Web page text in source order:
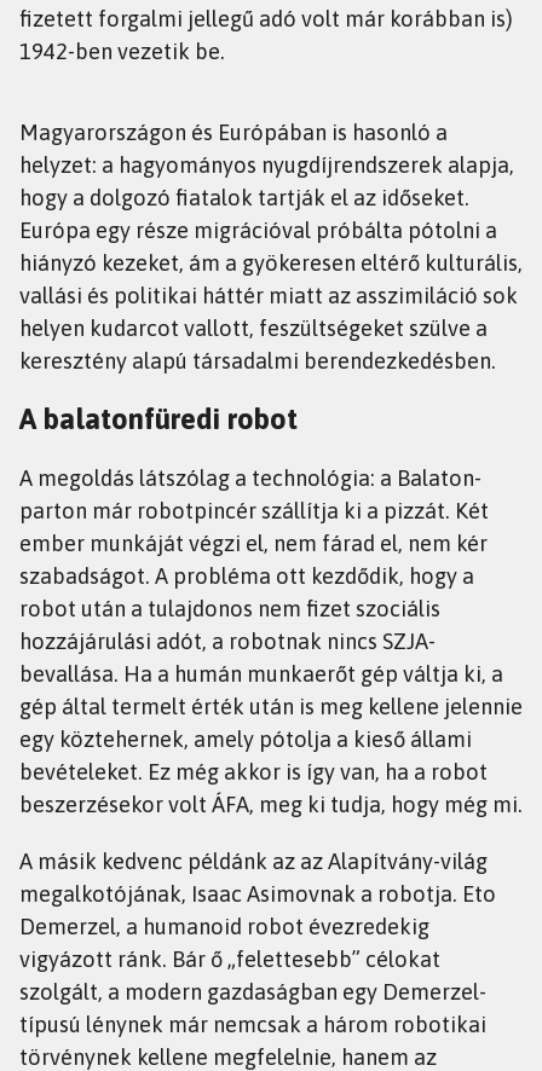
fizetett forgalmi jellegű adó volt már korábban is)
1942-ben vezetik be.
Magyarországon és Európában is hasonló a
helyzet: a hagyományos nyugdíjrendszerek alapja,
hogy a dolgozó fiatalok tartják el az időseket.
Európa egy része migrációval próbálta pótolni a
hiányzó kezeket, ám a gyökeresen eltérő kulturális,
vallási és politikai háttér miatt az asszimiláció sok
helyen kudarcot vallott, feszültségeket szülve a
keresztény alapú társadalmi berendezkedésben.
A balatonfüredi robot
A megoldás látszólag a technológia: a Balaton-
parton már robotpincér szállítja ki a pizzát. Két
ember munkáját végzi el, nem fárad el, nem kér
szabadságot. A probléma ott kezdődik, hogy a
robot után a tulajdonos nem fizet szociális
hozzájárulási adót, a robotnak nincs SZJA-
bevallása. Ha a humán munkaerőt gép váltja ki, a
gép által termelt érték után is meg kellene jelennie
egy köztehernek, amely pótolja a kieső állami
bevételeket. Ez még akkor is így van, ha a robot
beszerzésekor volt ÁFA, meg ki tudja, hogy még mi.
A másik kedvenc példánk az az Alapítvány-világ
megalkotójának, Isaac Asimovnak a robotja. Eto
Demerzel, a humanoid robot évezredekig
vigyázott ránk. Bár ő „felettesebb” célokat
szolgált, a modern gazdaságban egy Demerzel-
típusú lénynek már nemcsak a három robotikai
törvénynek kellene megfelelnie, hanem az